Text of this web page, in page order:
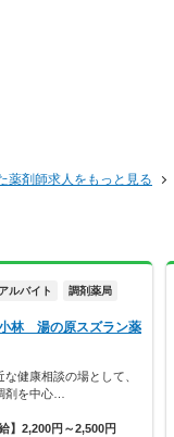
薬剤師求人をもっと見る
ルバイト 調剤薬局
林 湯の原スズラン薬
な健康相談の場として、
剤を中心…
給】2,200円～2,500円